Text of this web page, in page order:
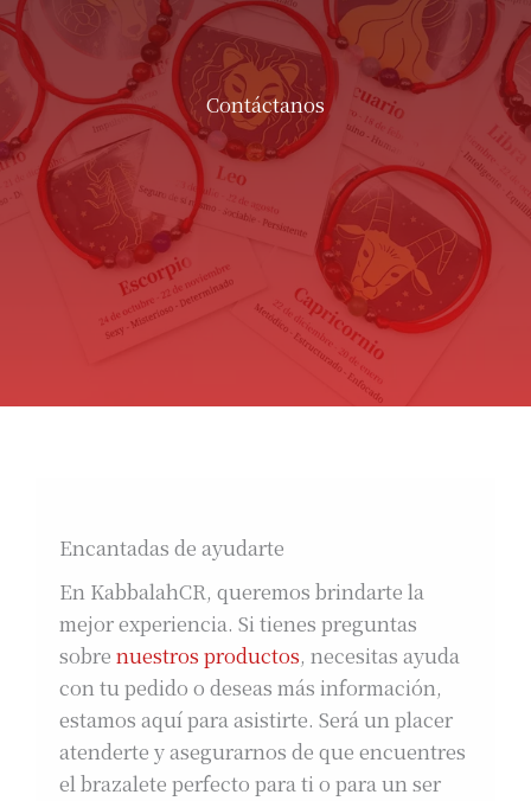
Contáctanos
Encantadas de ayudarte
En KabbalahCR, queremos brindarte la
mejor experiencia. Si tienes preguntas
sobre nuestros productos, necesitas ayuda
con tu pedido o deseas más información,
estamos aquí para asistirte. Será un placer
atenderte y asegurarnos de que encuentres
el brazalete perfecto para ti o para un ser